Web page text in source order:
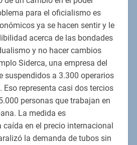
para el oficialismo es
ya se hacen sentir y le
acerca de las bondades
y no hacer cambios
Siderca, una empresa del
suspendidos a 3.300 operarios
representa casi dos tercios
personas que trabajan en
La medida es
caída en el precio internacional
la demanda de tubos sin